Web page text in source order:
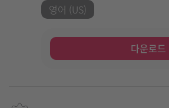
영어 (US)
다운로드